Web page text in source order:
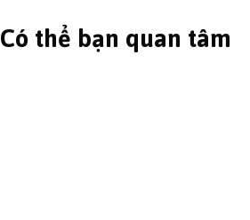
Có thể bạn quan tâm